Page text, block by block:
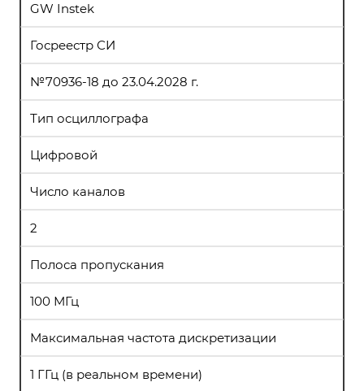
GW Instek
Госреестр СИ
№70936-18 до 23.04.2028 г.
Тип осциллографа
Цифровой
Число каналов
2
Полоса пропускания
100 МГц
Максимальная частота дискретизации
1 ГГц (в реальном времени)